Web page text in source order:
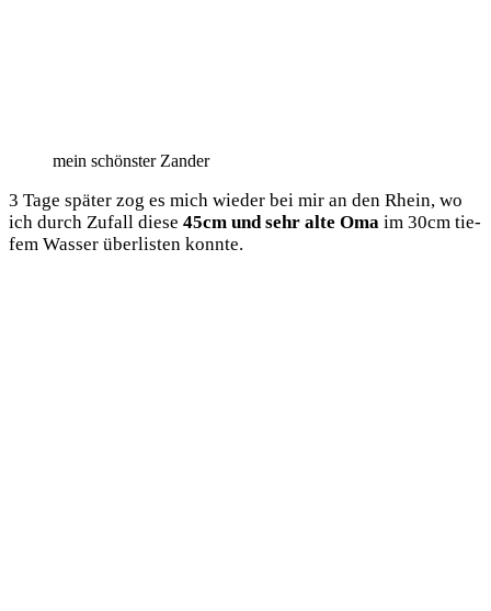
mein schöns­ter Zander
3 Tage spä­ter zog es mich wie­der bei mir an den Rhein, wo
ich durch Zufall die­se 45cm und sehr alte Oma im 30cm tie­
fem Was­ser über­lis­ten konnte.